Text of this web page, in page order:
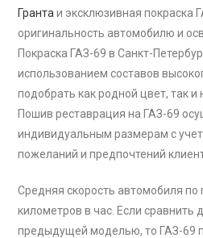
Грантаи эксклюзивная покраска
оригинальность автомобилю и
Покраска ГАЗ-69 в Санкт-
использованием составов
подобрать как родной цвет, так
Пошив реставрация на ГАЗ-69
индивидуальным размерам с
пожеланий и предпочтений
Средняя скорость автомобиля по
километров в час. Если сравнить
предыдущей моделью, то ГАЗ-69